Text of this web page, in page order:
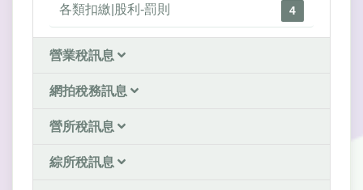
各類扣繳|股利-罰則 4
營業稅訊息
網拍稅務訊息
營所稅訊息
綜所稅訊息